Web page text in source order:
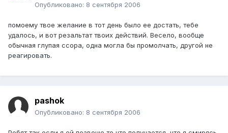
Опубликовано: 8 сентября 2006
помоему твое желание в тот день было ее достать, тебе
удалось, и вот резальтат твоих действий. Весело, вообще
обычная глупая ссора, одна могла бы промолчать, другой не
реагировать.
pashok
Опубликовано: 8 сентября 2006